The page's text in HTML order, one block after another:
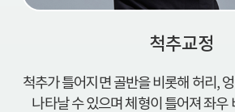
척추교정
척추가 틀어지면 골반을 비롯해 허리,
나타날 수 있으며 체형이 틀어져 좌우